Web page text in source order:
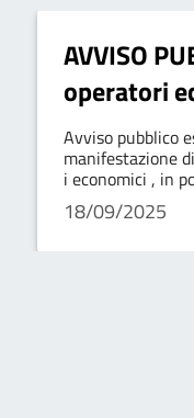
AVVISO
operatori
di
Avviso pubblico
manifestazione
i economici , in
esperienze
diretti.
18/09/2025